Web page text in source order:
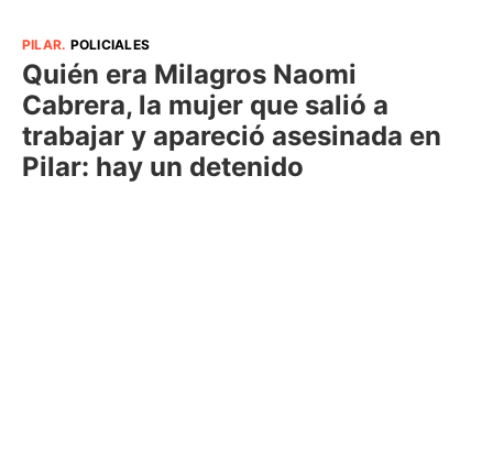
PILAR. POLICIALES
Quién era Milagros Naomi
Cabrera, la mujer que salió a
trabajar y apareció asesinada en
Pilar: hay un detenido